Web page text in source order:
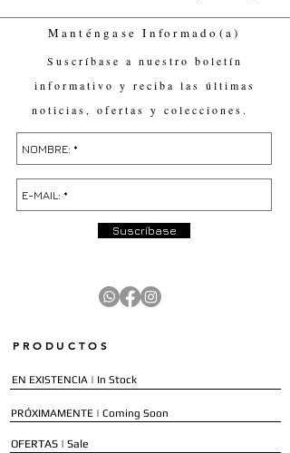
Manténgase Informado(a)
Suscríbase a nuestro boletín
informativo y reciba las últimas
noticias, ofertas y colecciones.
Suscríbase
PRODUCTOS
EN EXISTENCIA | In Stock
PRÓXIMAMENTE | Coming Soon
OFERTAS | Sale